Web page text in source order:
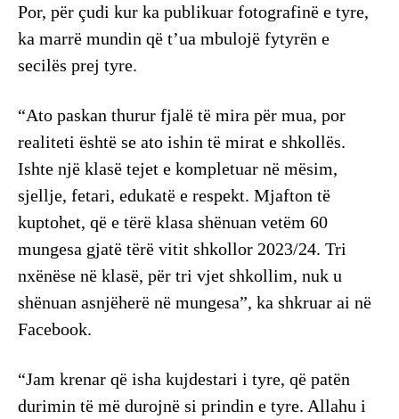
Por, për çudi kur ka publikuar fotografinë e tyre,
ka marrë mundin që t’ua mbulojë fytyrën e
secilës prej tyre.
“Ato paskan thurur fjalë të mira për mua, por
realiteti është se ato ishin të mirat e shkollës.
Ishte një klasë tejet e kompletuar në mësim,
sjellje, fetari, edukatë e respekt. Mjafton të
kuptohet, që e tërë klasa shënuan vetëm 60
mungesa gjatë tërë vitit shkollor 2023/24. Tri
nxënëse në klasë, për tri vjet shkollim, nuk u
shënuan asnjëherë në mungesa”, ka shkruar ai në
Facebook.
“Jam krenar që isha kujdestari i tyre, që patën
durimin të më durojnë si prindin e tyre. Allahu i